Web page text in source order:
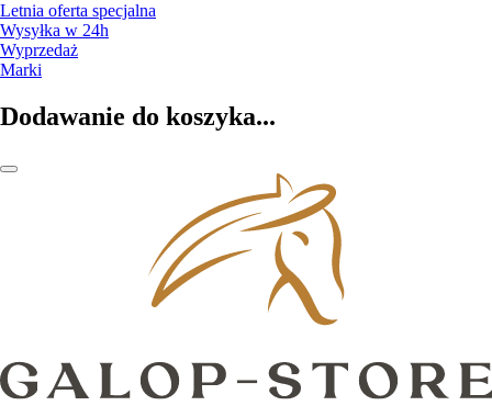
Letnia oferta specjalna
Wysyłka w 24h
Wyprzedaż
Marki
Dodawanie do koszyka...